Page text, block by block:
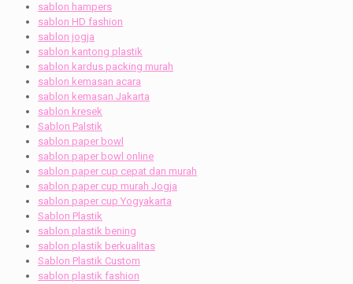
sablon hampers
sablon HD fashion
sablon jogja
sablon kantong plastik
sablon kardus packing murah
sablon kemasan acara
sablon kemasan Jakarta
sablon kresek
Sablon Palstik
sablon paper bowl
sablon paper bowl online
sablon paper cup cepat dan murah
sablon paper cup murah Jogja
sablon paper cup Yogyakarta
Sablon Plastik
sablon plastik bening
sablon plastik berkualitas
Sablon Plastik Custom
sablon plastik fashion